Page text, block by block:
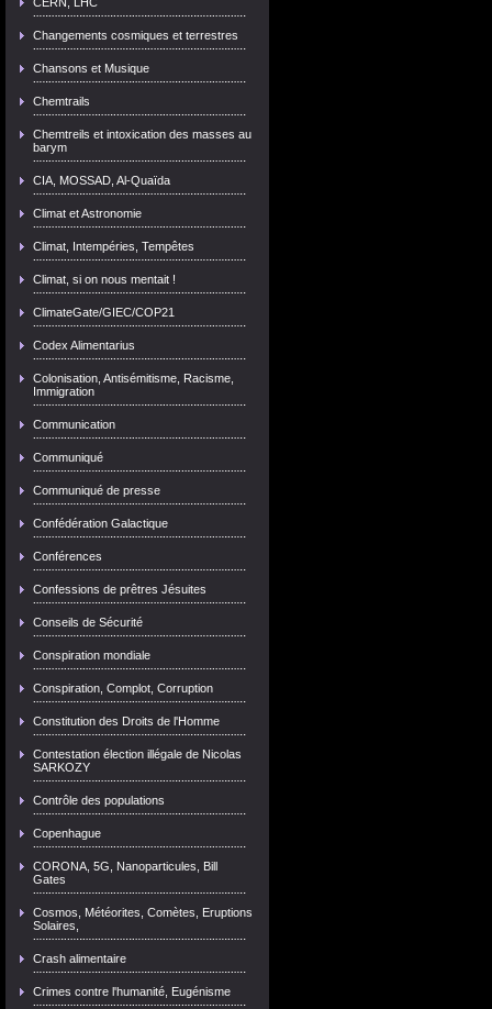
Changements cosmiques et terrestres
Chansons et Musique
Chemtrails
Chemtreils et intoxication des masses au
barym
CIA, MOSSAD, Al-Quaïda
Climat et Astronomie
Climat, Intempéries, Tempêtes
Climat, si on nous mentait !
ClimateGate/GIEC/COP21
Codex Alimentarius
Colonisation, Antisémitisme, Racisme,
Immigration
Communication
Communiqué
Communiqué de presse
Confédération Galactique
Conférences
Confessions de prêtres Jésuites
Conseils de Sécurité
Conspiration mondiale
Conspiration, Complot, Corruption
Constitution des Droits de l'Homme
Contestation élection illégale de Nicolas
SARKOZY
Contrôle des populations
Copenhague
CORONA, 5G, Nanoparticules, Bill
Gates
Cosmos, Météorites, Comètes, Eruptions
Solaires,
Crash alimentaire
Crimes contre l'humanité, Eugénisme